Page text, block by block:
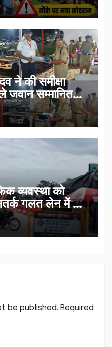
ने की समीक्षा
जवान सम्मानित…
व्यवस्था को
सतर्क गलत लेन में आ
पर भेजा…
be published. Required